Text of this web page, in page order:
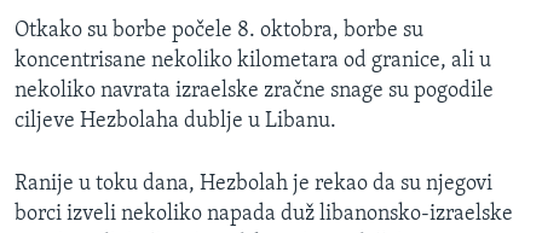
Otkako su borbe počele 8. oktobra, borbe su
koncentrisane nekoliko kilometara od granice, ali u
nekoliko navrata izraelske zračne snage su pogodile
ciljeve Hezbolaha dublje u Libanu.
Ranije u toku dana, Hezbolah je rekao da su njegovi
borci izveli nekoliko napada duž libanonsko-izraelske